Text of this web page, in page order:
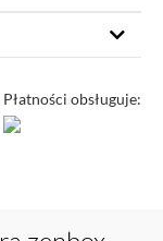
Płatności obsługuje: